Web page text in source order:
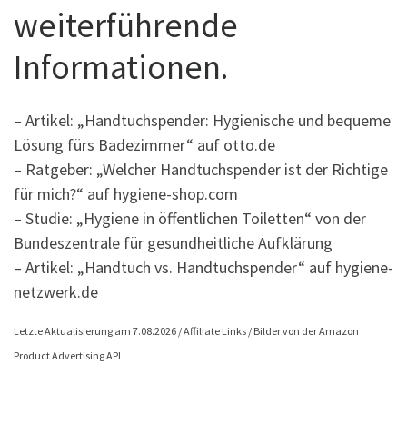
weiterführende
Informationen.
– Artikel: „Handtuchspender: Hygienische und bequeme
Lösung fürs Badezimmer“ auf otto.de
– Ratgeber: „Welcher Handtuchspender ist der Richtige
für mich?“ auf hygiene-shop.com
– Studie: „Hygiene in öffentlichen Toiletten“ von der
Bundeszentrale für gesundheitliche Aufklärung
– Artikel: „Handtuch vs. Handtuchspender“ auf hygiene-
netzwerk.de
Letzte Aktualisierung am 7.08.2026 / Affiliate Links / Bilder von der Amazon
Product Advertising API